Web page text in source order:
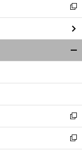
く
新
し
い
ウ
ィ
ン
ウ
開
く
新
し
い
ウ
新
し